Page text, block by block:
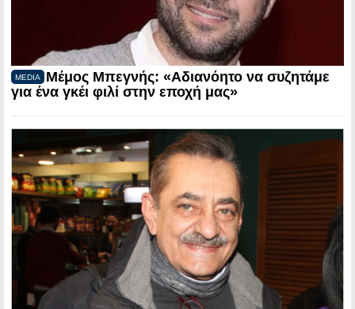
MEDIA
Μέμος Μπεγνής: «Αδιανόητο να συζητάμε
για ένα γκέι φιλί στην εποχή μας»